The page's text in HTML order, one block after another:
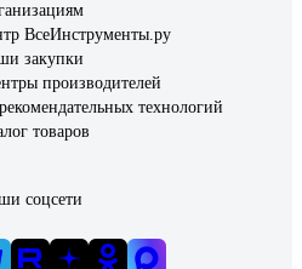
ВсеИнструменты.ру
закупки
производителей
технологий
товаров
соцсети